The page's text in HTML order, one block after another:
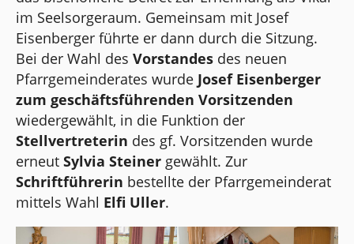
im Seelsorgeraum. Gemeinsam mit Josef
Eisenberger führte er dann durch die Sitzung.
Bei der Wahl des Vorstandes des neuen
Pfarrgemeinderates wurde Josef Eisenberger
zum geschäftsführenden Vorsitzenden
wiedergewählt, in die Funktion der
Stellvertreterin des gf. Vorsitzenden wurde
erneut Sylvia Steiner gewählt. Zur
Schriftführerin bestellte der Pfarrgemeinderat
mittels Wahl Elfi Uller.